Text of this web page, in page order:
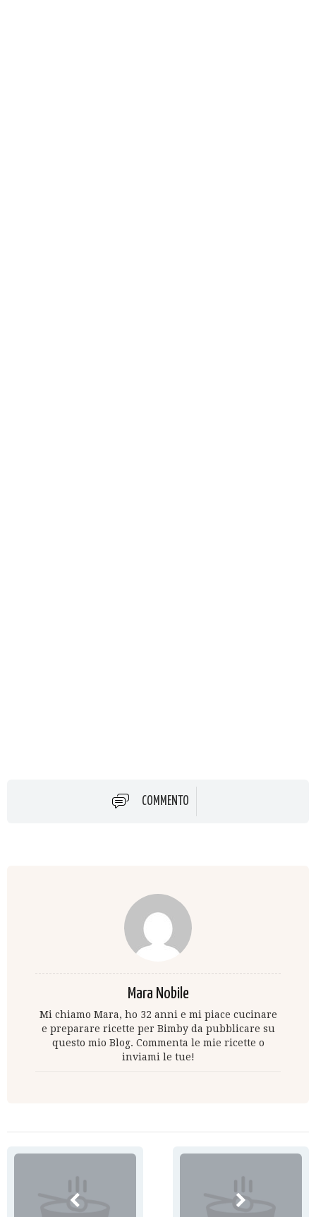
COMMENTO
Mara Nobile
Mi chiamo Mara, ho 32 anni e mi piace cucinare
e preparare ricette per Bimby da pubblicare su
questo mio Blog. Commenta le mie ricette o
inviami le tue!